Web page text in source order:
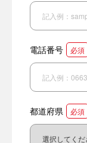
電話番号 必須
都道府県 必須